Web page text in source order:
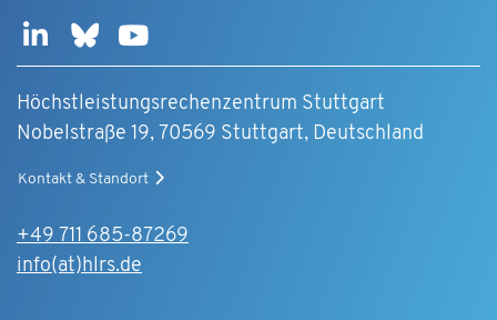
Höchstleistungsrechenzentrum Stuttgart
Nobelstraße 19, 70569 Stuttgart, Deutschland
Kontakt & Standort
+49 711 685-87269
info(at)hlrs.de